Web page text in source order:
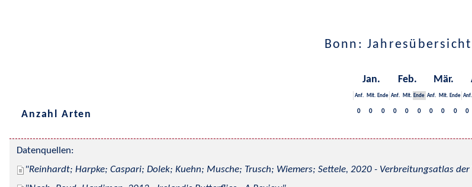
Bonn: Jahresübersicht
Jan. Feb. Mär.
Anf. Mit. Ende Anf. Mit. Ende Anf. Mit. Ende Anf.
Anzahl Arten 0 0 0 0 0 0 0 0 0 0
Datenquellen:
Reinhardt; Harpke; Caspari; Dolek; Kuehn; Musche; Trusch; Wiemers; Settele, 2020 - Verbreitungsatlas